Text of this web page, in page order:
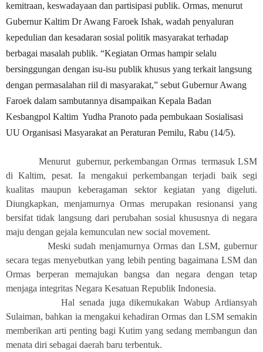
kemitraan, keswadayaan dan partisipasi publik. Ormas, menurut
Gubernur Kaltim Dr Awang Faroek Ishak, wadah penyaluran
kepedulian dan kesadaran sosial politik masyarakat terhadap
berbagai masalah publik. “Kegiatan Ormas hampir selalu
bersinggungan dengan isu-isu publik khusus yang terkait langsung
dengan permasalahan riil di masyarakat,” sebut Gubernur Awang
Faroek dalam sambutannya disampaikan Kepala Badan
Kesbangpol Kaltim Yudha Pranoto pada pembukaan Sosialisasi
UU Organisasi Masyarakat an Peraturan Pemilu, Rabu (14/5).
Menurut gubernur, perkembangan Ormas termasuk LSM
di Kaltim, pesat. Ia mengakui perkembangan terjadi baik segi
kualitas maupun keberagaman sektor kegiatan yang digeluti.
Diungkapkan, menjamurnya Ormas merupakan resionansi yang
bersifat tidak langsung dari perubahan sosial khususnya di negara
maju dengan gejala kemunculan new social movement.
Meski sudah menjamurnya Ormas dan LSM, gubernur
secara tegas menyebutkan yang lebih penting bagaimana LSM dan
Ormas berperan memajukan bangsa dan negara dengan tetap
menjaga integritas Negara Kesatuan Republik Indonesia.
Hal senada juga dikemukakan Wabup Ardiansyah
Sulaiman, bahkan ia mengakui kehadiran Ormas dan LSM semakin
memberikan arti penting bagi Kutim yang sedang membangun dan
menata diri sebagai daerah baru terbentuk.